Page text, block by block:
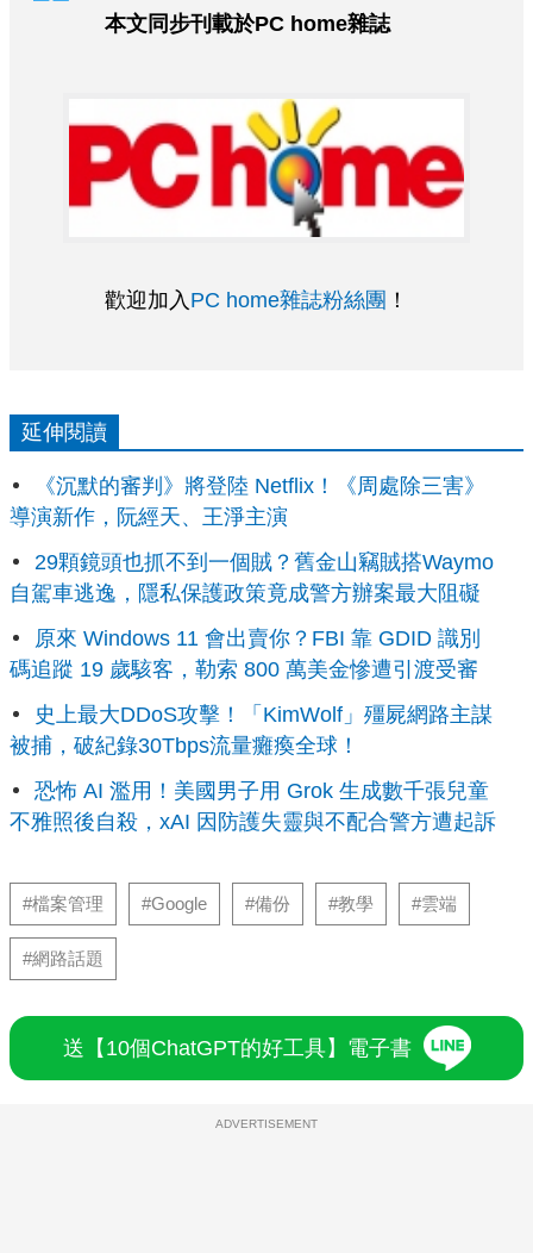
本文同步刊載於PC home雜誌
歡迎加入 PC home雜誌粉絲團 ！
延伸閱讀
《沉默的審判》將登陸 Netflix！《周處除三害》
導演新作，阮經天、王淨主演
29顆鏡頭也抓不到一個賊？舊金山竊賊搭Waymo
自駕車逃逸，隱私保護政策竟成警方辦案最大阻礙
原來 Windows 11 會出賣你？FBI 靠 GDID 識別
碼追蹤 19 歲駭客，勒索 800 萬美金慘遭引渡受審
史上最大DDoS攻擊！「KimWolf」殭屍網路主謀
被捕，破紀錄30Tbps流量癱瘓全球！
恐怖 AI 濫用！美國男子用 Grok 生成數千張兒童
不雅照後自殺，xAI 因防護失靈與不配合警方遭起訴
#檔案管理 #Google #備份 #教學 #雲端
#網路話題
送【10個ChatGPT的好工具】電子書
ADVERTISEMENT